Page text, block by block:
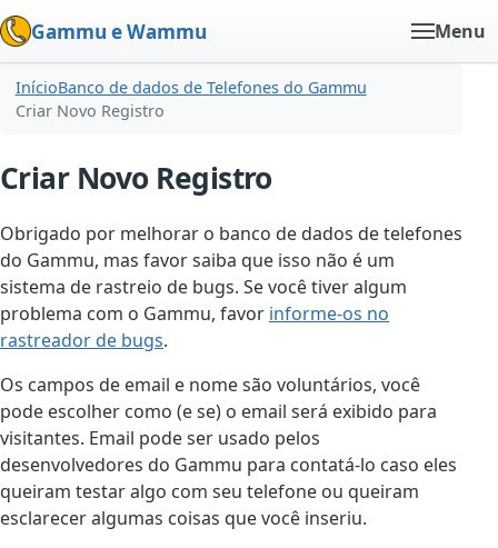
Gammu e Wammu Menu
InícioBanco de dados de Telefones do Gammu
Criar Novo Registro
Criar Novo Registro
Obrigado por melhorar o banco de dados de telefones
do Gammu, mas favor saiba que isso não é um
sistema de rastreio de bugs. Se você tiver algum
problema com o Gammu, favor informe-os no
rastreador de bugs.
Os campos de email e nome são voluntários, você
pode escolher como (e se) o email será exibido para
visitantes. Email pode ser usado pelos
desenvolvedores do Gammu para contatá-lo caso eles
queiram testar algo com seu telefone ou queiram
esclarecer algumas coisas que você inseriu.